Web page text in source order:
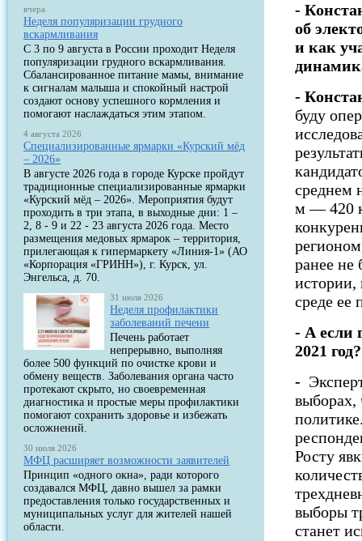
вчера
Неделя популяризации грудного
вскармливания
С 3 по 9 августа в России проходит Неделя
популяризации грудного вскармливания.
Сбалансированное питание мамы, внимание
к сигналам малыша и спокойный настрой
создают основу успешного кормления и
помогают наслаждаться этим этапом.
4 августа 2026
Специализированные ярмарки «Курский мёд
– 2026»
В августе 2026 года в городе Курске пройдут
традиционные специализированные ярмарки
«Курский мёд – 2026». Мероприятия будут
проходить в три этапа, в выходные дни: 1 –
2, 8 - 9 и 22 - 23 августа 2026 года. Место
размещения медовых ярмарок – территория,
прилегающая к гипермаркету «Линия-1» (АО
«Корпорация «ГРИНН»), г. Курск, ул.
Энгельса, д. 70.
31 июля 2026
Неделя профилактики
заболеваний печени
Печень работает
непрерывно, выполняя
более 500 функций по очистке крови и
обмену веществ. Заболевания органа часто
протекают скрыто, но своевременная
диагностика и простые меры профилактики
помогают сохранить здоровье и избежать
осложнений.
30 июля 2026
МФЦ расширяет возможности заявителей
Принцип «одного окна», ради которого
создавался МФЦ, давно вышел за рамки
предоставления только государственных и
муниципальных услуг для жителей нашей
области.
-
об
и как
-
буду
среднем
м — 420
ранее не
истории,
среде ее
- А если
2021 год?
-
выборах,
Росту
выборы
станет